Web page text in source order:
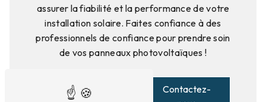
assurer la fiabilité et la performance de votre
installation solaire. Faites confiance à des
professionnels de confiance pour prendre soin
de vos panneaux photovoltaïques !
En savoir
Contactez-